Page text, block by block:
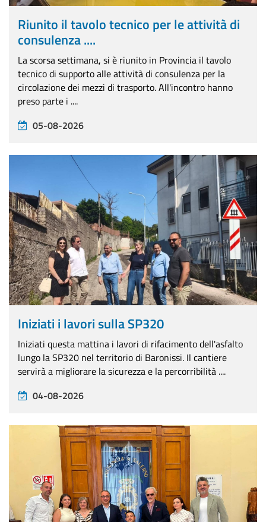
Riunito il tavolo tecnico per le attività di
consulenza ....
La scorsa settimana, si è riunito in Provincia il tavolo
tecnico di supporto alle attività di consulenza per la
circolazione dei mezzi di trasporto. All'incontro hanno
preso parte i ....
05-08-2026
Iniziati i lavori sulla SP320
Iniziati questa mattina i lavori di rifacimento dell'asfalto
lungo la SP320 nel territorio di Baronissi. ​Il cantiere
servirà a migliorare la sicurezza e la percorribilità ....
04-08-2026